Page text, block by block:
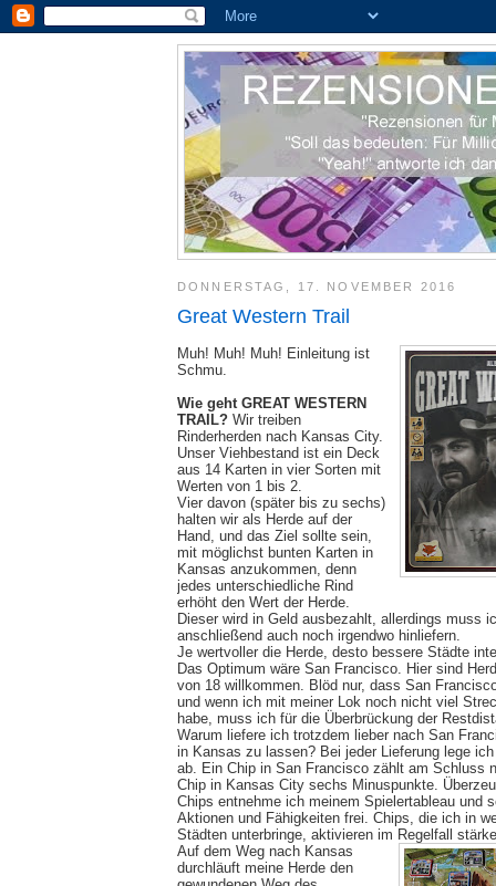
DONNERSTAG, 17. NOVEMBER 2016
Great Western Trail
Muh! Muh! Muh! Einleitung ist
Schmu.
Wie geht GREAT WESTERN
TRAIL? Wir treiben
Rinderherden nach Kansas City.
Unser Viehbestand ist ein Deck
aus 14 Karten in vier Sorten mit
Werten von 1 bis 2.
Vier davon (später bis zu sechs)
halten wir als Herde auf der
Hand, und das Ziel sollte sein,
mit möglichst bunten Karten in
Kansas anzukommen, denn
jedes unterschiedliche Rind
erhöht den Wert der Herde.
Dieser wird in Geld ausbezahlt, allerdings muss
anschließend auch noch irgendwo hinliefern.
Je wertvoller die Herde, desto bessere Städte
Das Optimum wäre San Francisco. Hier sind
von 18 willkommen. Blöd nur, dass San
und wenn ich mit meiner Lok noch nicht viel
habe, muss ich für die Überbrückung der
Warum liefere ich trotzdem lieber nach San
in Kansas zu lassen? Bei jeder Lieferung lege
ab. Ein Chip in San Francisco zählt am Schluss
Chip in Kansas City sechs Minuspunkte.
Chips entnehme ich meinem Spielertableau und
Aktionen und Fähigkeiten frei. Chips, die ich in
Städten unterbringe, aktivieren im Regelfall
Auf dem Weg nach Kansas
durchläuft meine Herde den